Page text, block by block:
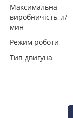
Максимальна
виробничість, л/
мин
Режим роботи
Тип двигуна